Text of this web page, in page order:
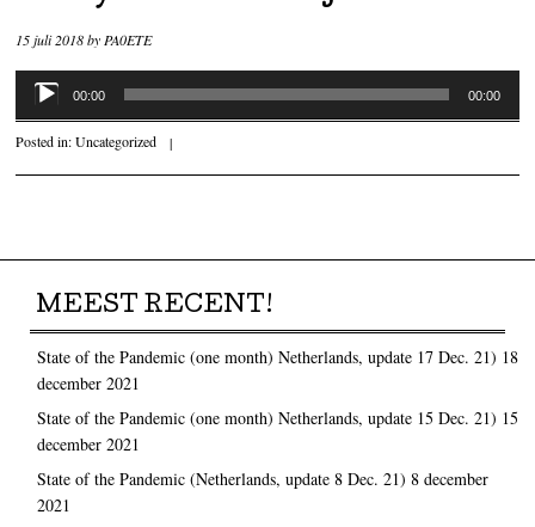
15 juli 2018by PA0ETE
Audiospeler
00:00 00:00
Posted in:Uncategorized |
MEEST RECENT!
State of the Pandemic (one month) Netherlands, update 17 Dec. 21) 18
december 2021
State of the Pandemic (one month) Netherlands, update 15 Dec. 21) 15
december 2021
State of the Pandemic (Netherlands, update 8 Dec. 21) 8 december
2021